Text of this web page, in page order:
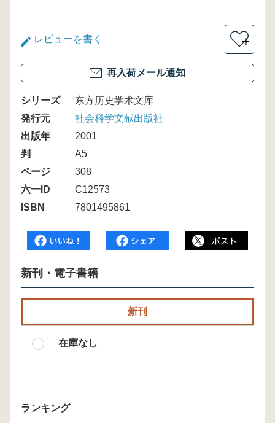
レビューを書く ＋
再入荷メール通知
シリーズ
东方历史学术文库
発行元
社会科学文献出版社
出版年
2001
判
A5
ページ
308
六一ID
C12573
ISBN
7801495861
新刊・電子書籍
新刊
在庫なし
ランキング